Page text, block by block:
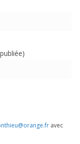
avec